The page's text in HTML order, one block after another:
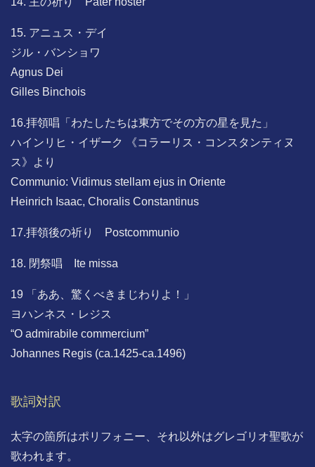
15. アニュス・デイ
ジル・バンショワ
Agnus Dei
Gilles Binchois
16.拝領唱「わたしたちは東方でその方の星を見た」
ハインリヒ・イザーク 《コラーリス・コンスタンティヌ
ス》より
Communio: Vidimus stellam ejus in Oriente
Heinrich Isaac, Choralis Constantinus
17.拝領後の祈り Postcommunio
18. 閉祭唱 Ite missa
19 「ああ、驚くべきまじわりよ！」
ヨハンネス・レジス
“O admirabile commercium”
Johannes Regis (ca.1425-ca.1496)
歌詞対訳
太字の箇所はポリフォニー、それ以外はグレゴリオ聖歌が
歌われます。